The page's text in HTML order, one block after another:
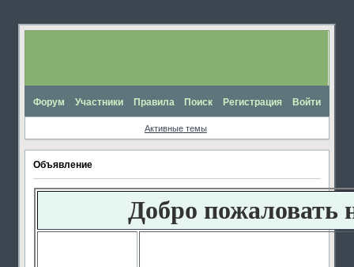
Форум Участники Правила Поиск Регистрация Войти
Активные темы
Объявление
Добро пожаловать